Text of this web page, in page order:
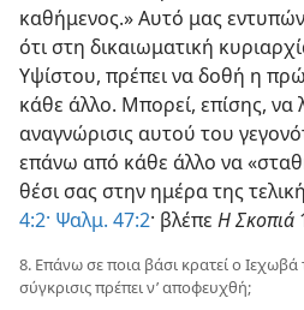
καθήμενος.» Αυτό μας
ότι στη δικαιωματική
Υψίστου, πρέπει να δοθή η
κάθε άλλο. Μπορεί, επίσης, να
αναγνώρισις αυτού του
επάνω από κάθε άλλο να
θέσι σας στην ημέρα της
4:2· Ψαλμ. 47:2· βλέπε Η Σκοπιά
8. Επάνω σε ποια βάσι κρατεί ο
σύγκρισις πρέπει ν’ αποφευχθή;